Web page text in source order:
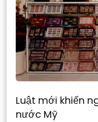
Luật mới khiến
nước Mỹ